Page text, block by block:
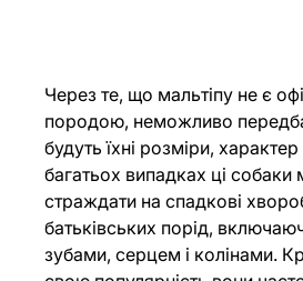
Через те, що мальтіпу не є
породою, неможливо
будуть їхні розміри,
багатьох випадках ці собаки
страждати на спадкові
батьківських порід,
зубами, серцем і колінами.